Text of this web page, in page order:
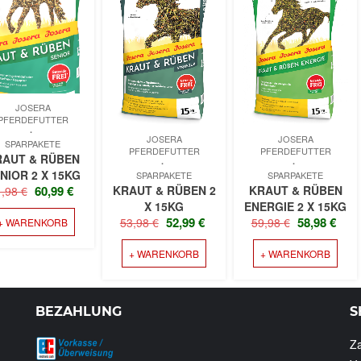
JOSERA
SPARPAKETE
& RÜBEN
2 X 15KG
€ URSPRÜNGLICHER
PREIS
WAR:
61,98 €
60,99€
AKTUELLER
WARENKORB
JOSERA
PFERDEFUTTER
SPARPAKETE
KRAUT & RÜBEN 2
X 15KG
53,98€ URSPRÜNGLICHER
PREIS
WAR:
53,98 €
52,99€
AKTUELLER
+ WARENKORB
JOSERA
PFERDEFUTTER
SPARPAKETE
KRAUT & RÜBEN
ENERGIE 2 X 15KG
59,98€
PREIS
WAR:
59,98 €
58,98€
+ WARENKORB
BEZAHLUNG